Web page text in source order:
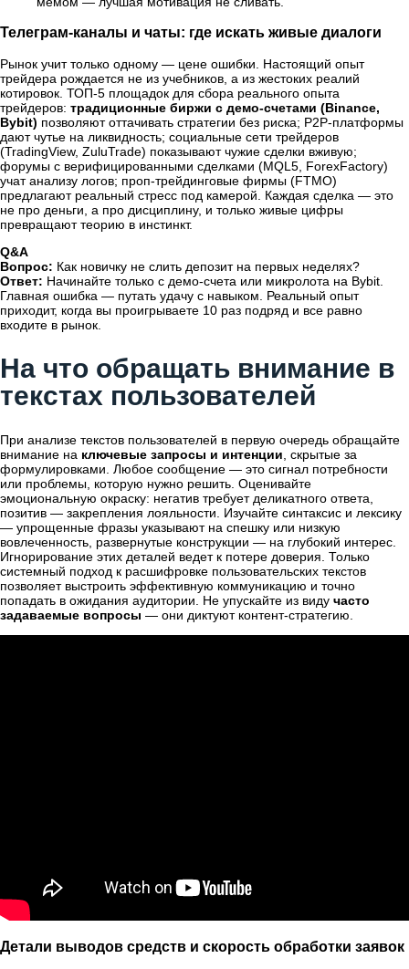
Телеграм-каналы и чаты: где искать живые диалоги
Рынок учит только одному — цене ошибки. Настоящий опыт
трейдера рождается не из учебников, а из жестоких реалий
котировок. ТОП-5 площадок для сбора реального опыта
трейдеров: традиционные биржи с демо-счетами (Binance,
Bybit) позволяют оттачивать стратегии без риска; P2P-платформы
дают чутье на ликвидность; социальные сети трейдеров
(TradingView, ZuluTrade) показывают чужие сделки вживую;
форумы с верифицированными сделками (MQL5, ForexFactory)
учат анализу логов; проп-трейдинговые фирмы (FTMO)
предлагают реальный стресс под камерой. Каждая сделка — это
не про деньги, а про дисциплину, и только живые цифры
превращают теорию в инстинкт.
Q&A
Вопрос: Как новичку не слить депозит на первых неделях?
Ответ: Начинайте только с демо-счета или микролота на Bybit.
Главная ошибка — путать удачу с навыком. Реальный опыт
приходит, когда вы проигрываете 10 раз подряд и все равно
входите в рынок.
На что обращать внимание в
текстах пользователей
При анализе текстов пользователей в первую очередь обращайте
внимание на ключевые запросы и интенции , скрытые за
формулировками. Любое сообщение — это сигнал потребности
или проблемы, которую нужно решить. Оценивайте
эмоциональную окраску: негатив требует деликатного ответа,
позитив — закрепления лояльности. Изучайте синтаксис и лексику
— упрощенные фразы указывают на спешку или низкую
вовлеченность, развернутые конструкции — на глубокий интерес.
Игнорирование этих деталей ведет к потере доверия. Только
системный подход к расшифровке пользовательских текстов
позволяет выстроить эффективную коммуникацию и точно
попадать в ожидания аудитории. Не упускайте из виду часто
задаваемые вопросы — они диктуют контент-стратегию.
Детали выводов средств и скорость обработки заявок